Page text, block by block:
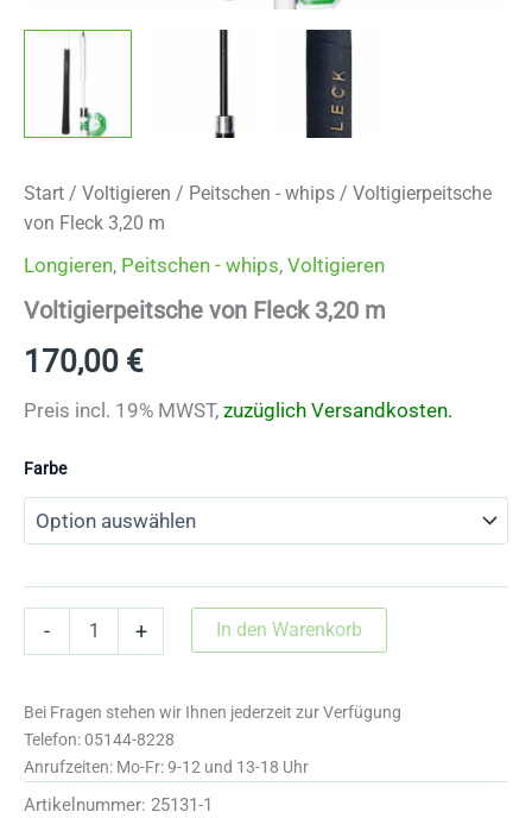
Start / Voltigieren / Peitschen - whips / Voltigierpeitsche
von Fleck 3,20 m
Longieren, Peitschen - whips, Voltigieren
Voltigierpeitsche von Fleck 3,20 m
170,00 €
Preis incl. 19% MWST, zuzüglich Versandkosten.
Farbe
-
m
Menge
+ In den Warenkorb
Bei Fragen stehen wir Ihnen jederzeit zur Verfügung
Telefon: 05144-8228
Anrufzeiten: Mo-Fr: 9-12 und 13-18 Uhr
Artikelnummer: 25131-1